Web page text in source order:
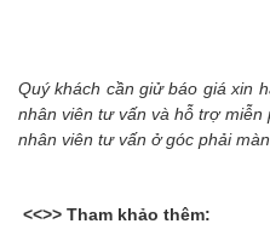
Quý khách cần giử báo giá xin
nhân viên tư vấn và hỗ trợ miễn
nhân viên tư vấn ở góc phải
<<>> Tham khảo thêm: